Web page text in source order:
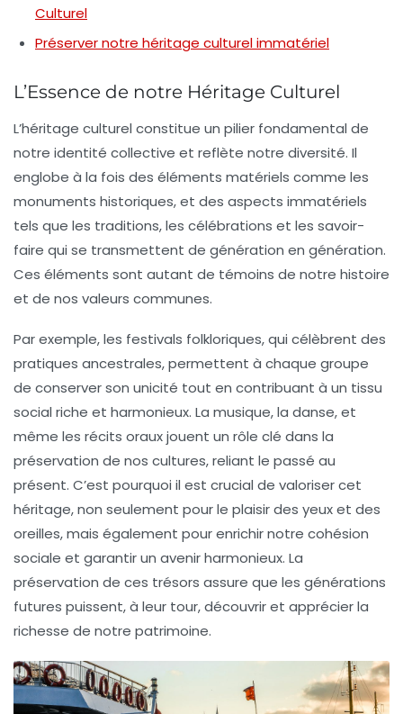
Culturel
Préserver notre héritage culturel immatériel
L’Essence de notre Héritage Culturel
L’héritage culturel constitue un pilier fondamental de
notre identité collective et reflète notre diversité. Il
englobe à la fois des éléments matériels comme les
monuments historiques, et des aspects immatériels
tels que les traditions, les célébrations et les savoir-
faire qui se transmettent de génération en génération.
Ces éléments sont autant de témoins de notre histoire
et de nos valeurs communes.
Par exemple, les festivals folkloriques, qui célèbrent des
pratiques ancestrales, permettent à chaque groupe
de conserver son unicité tout en contribuant à un tissu
social riche et harmonieux. La musique, la danse, et
même les récits oraux jouent un rôle clé dans la
préservation de nos cultures, reliant le passé au
présent. C’est pourquoi il est crucial de valoriser cet
héritage, non seulement pour le plaisir des yeux et des
oreilles, mais également pour enrichir notre cohésion
sociale et garantir un avenir harmonieux. La
préservation de ces trésors assure que les générations
futures puissent, à leur tour, découvrir et apprécier la
richesse de notre patrimoine.